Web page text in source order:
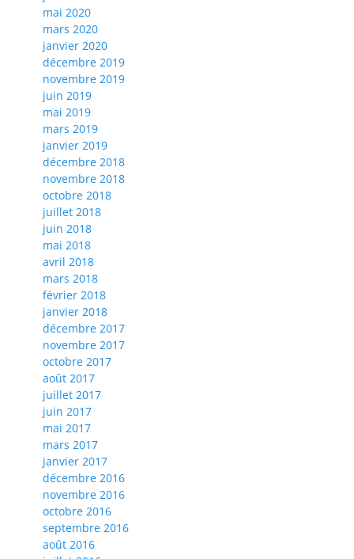
mai 2020
mars 2020
janvier 2020
décembre 2019
novembre 2019
juin 2019
mai 2019
mars 2019
janvier 2019
décembre 2018
novembre 2018
octobre 2018
juillet 2018
juin 2018
mai 2018
avril 2018
mars 2018
février 2018
janvier 2018
décembre 2017
novembre 2017
octobre 2017
août 2017
juillet 2017
juin 2017
mai 2017
mars 2017
janvier 2017
décembre 2016
novembre 2016
octobre 2016
septembre 2016
août 2016